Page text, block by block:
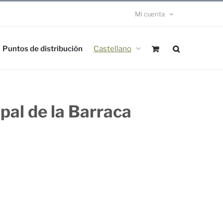
Mi cuenta
Puntos de distribución Castellano
de la Barraca